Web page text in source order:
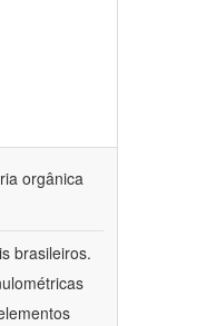
orgânica
brasileiros.